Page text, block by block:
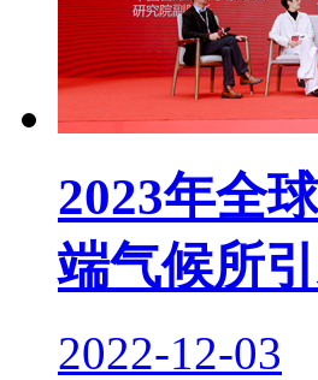
2023年全
端气候所
2022-12-03